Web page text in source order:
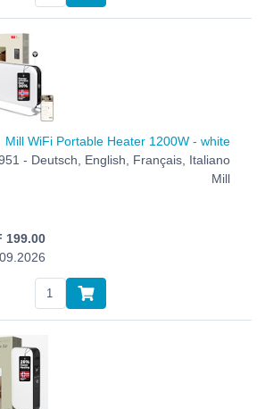
Mill WiFi Portable Heater 1200W - white
- Deutsch, English, Français, Italiano
Mill
199.00